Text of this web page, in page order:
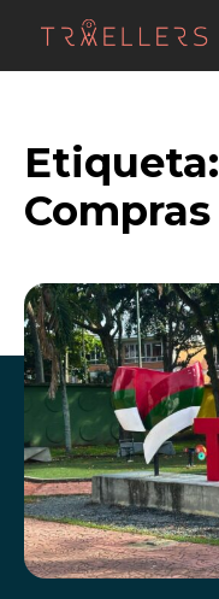
Etiqueta:
Compras